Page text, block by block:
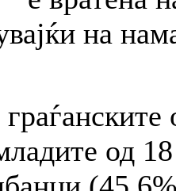
на
од